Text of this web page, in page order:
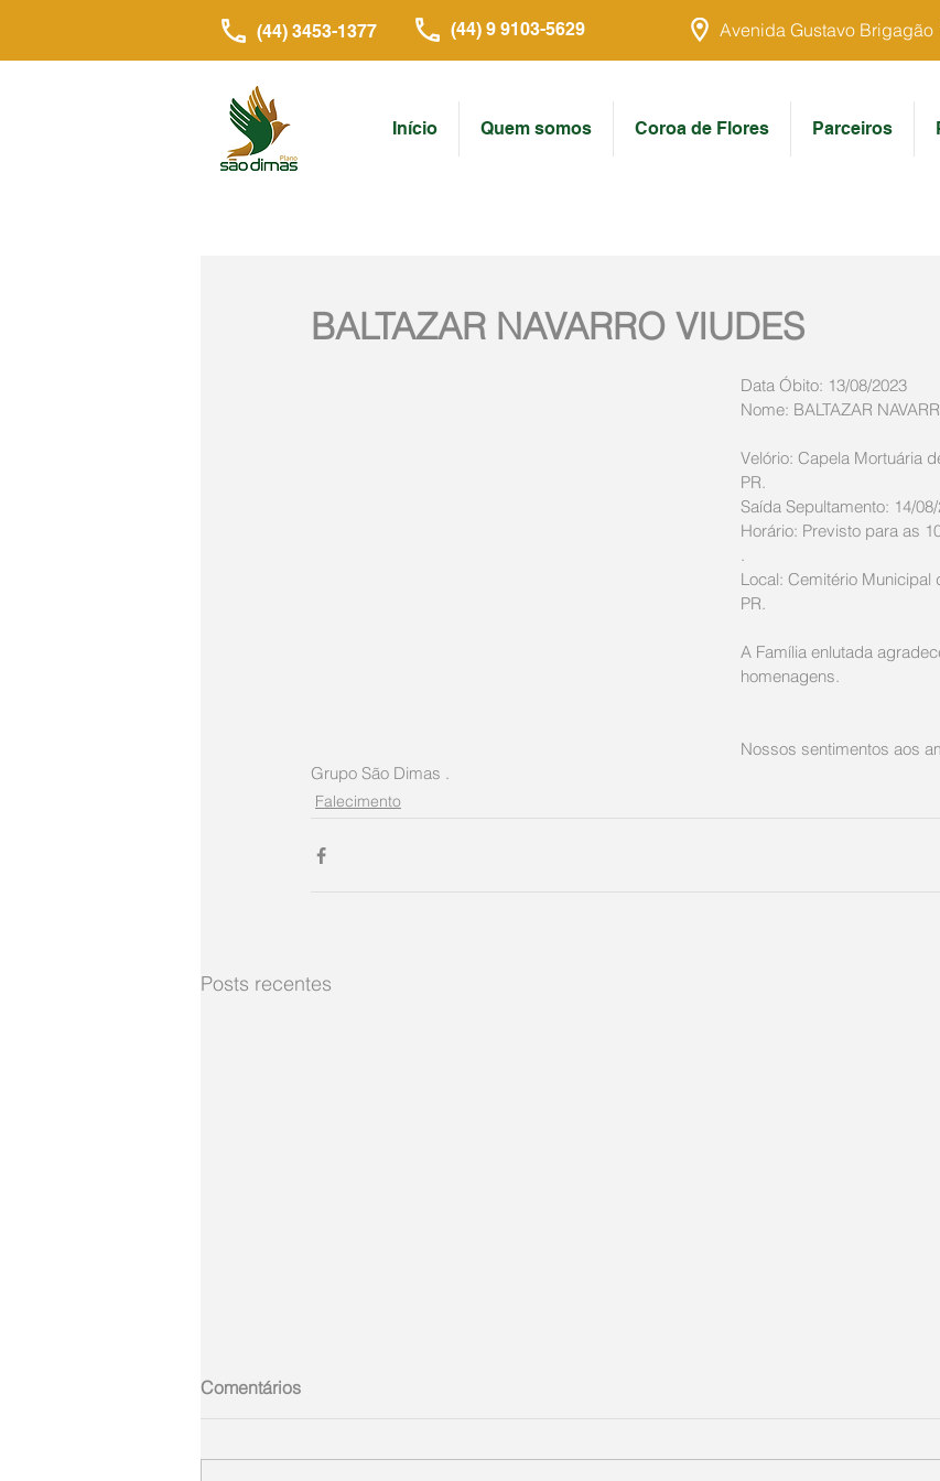
(44) 3453-1377 (44) 9 9103-5629 Avenida Gustavo Brigagão
Início Quem somos Coroa de Flores Parceiros
BALTAZAR NAVARRO VIUDES
Data Óbito: 13/08/2023
Nome: BALTAZAR
Velório: Capela Mortuária
PR.
Saída Sepultamento: 14/
Horário: Previsto para as
.
Local: Cemitério Municipal
PR.
A Família enlutada
homenagens.
Nossos sentimentos aos
Grupo São Dimas .
Falecimento
Posts recentes
Comentários